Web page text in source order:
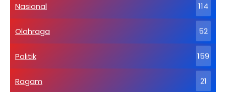
Nasional 114
Olahraga 52
Politik 159
Ragam 21